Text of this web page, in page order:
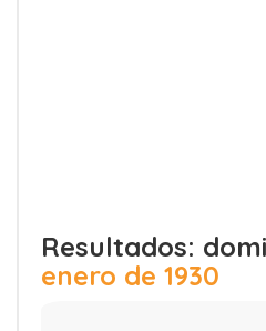
Resultados:
enero de 1930